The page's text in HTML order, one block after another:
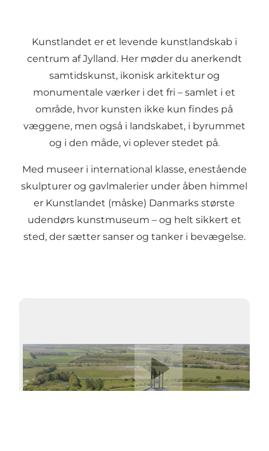
Kunstlandet er et levende kunstlandskab i
centrum af Jylland. Her møder du anerkendt
samtidskunst, ikonisk arkitektur og
monumentale værker i det fri – samlet i et
område, hvor kunsten ikke kun findes på
væggene, men også i landskabet, i byrummet
og i den måde, vi oplever stedet på.
Med museer i international klasse, enestående
skulpturer og gavlmalerier under åben himmel
er Kunstlandet (måske) Danmarks største
udendørs kunstmuseum – og helt sikkert et
sted, der sætter sanser og tanker i bevægelse.
Afspil video